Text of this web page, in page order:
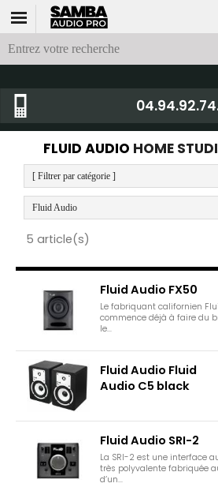
FLUID AUDIO HOME
[ Filtrer par catégorie ]
Fluid Audio
5 article(s)
Fluid Audio FX50
Le fabriquant californien
commence déjà à faire du
le...
Fluid Audio Fluid
Audio C5 black
Fluid Audio SRI-2
La SRI-2 est une interface
très polyvalente fabriquée
d’un...